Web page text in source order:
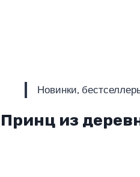
Новинки,
Принц из